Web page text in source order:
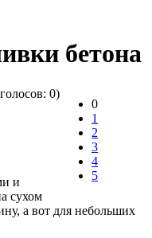
бетона
0
1
2
3
4
5
0)
и
сухом
а вот для небольших